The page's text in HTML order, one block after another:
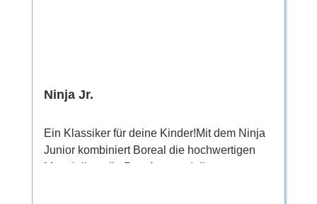
Ninja Jr.
Ein Klassiker für deine Kinder!Mit dem Ninja
Junior kombiniert Boreal die hochwertigen
Materialien, die Passform und die